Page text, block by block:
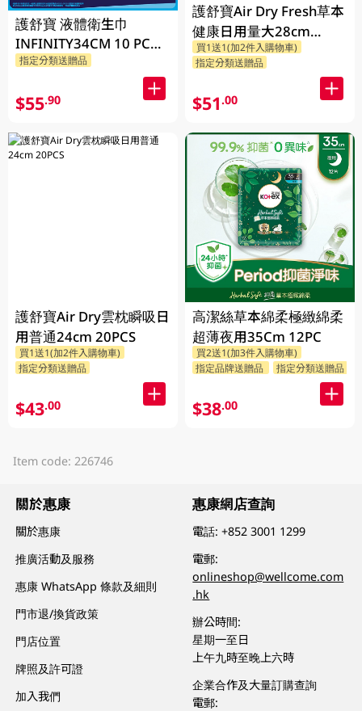
護舒寶 液體衛生巾
INFINITY34CM 10 PC
(包裝隨機發放)
指定分類送贈品
$55.90
護舒寶Air Dry雲枕瞬吸日
用普通24cm 20PCS
買1送1(加2件入購物車)
指定分類送贈品
$43.00
護舒寶Air Dry Fresh草本
健康日用量大28cm
20PCS
買1送1(加2件入購物車)
指定分類送贈品
$51.00
高潔絲草本綿柔極緻綿柔
超薄夜用35Cm 12PC
買2送1(加3件入購物車)
指定品牌送贈品
指定分類送贈品
$38.00
Item code: 226746
關於惠康
關於惠康
推廣活動及服務
惠康 WhatsApp 條款及細則
門市退/換貨政策
門店位置
牌照及許可證
加入我們
惠康網店查詢
電話:+852 3001 1299
電郵:
onlineshop@wellcome.com
.hk
辦公時間:
星期一至日
上午九時至晚上六時
企業合作及大量訂購查詢
電郵: